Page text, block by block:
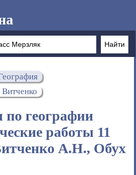
географии
работы 11
А.Н., Обух